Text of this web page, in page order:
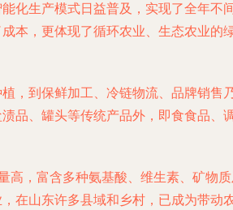
化生产模式日益普及，实现了全年
本，更体现了循环农业、生态农业的
，到保鲜加工、冷链物流、品牌销
品、罐头等传统产品外，即食食品、
高，富含多种氨基酸、维生素、矿物
在山东许多县域和乡村，已成为带